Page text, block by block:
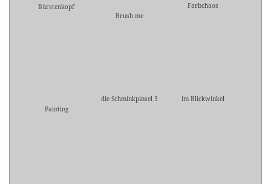
Bürstenkopf
Brush me
Farbchaos
Painting
die Schminkpinsel 3 im Blickwinkel